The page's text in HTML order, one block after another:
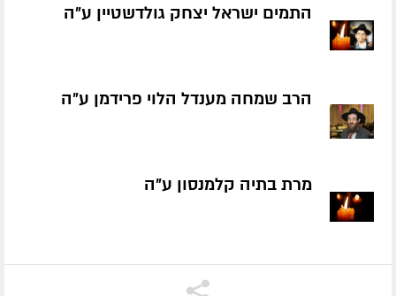
התמים ישראל יצחק גולדשטיין ע״ה
הרב שמחה מענדל הלוי פרידמן ע״ה
מרת בתיה קלמנסון ע״ה